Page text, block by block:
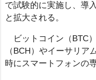
で試験的に実施し、導
と拡大される。
ビットコイン（BTC
（BCH）やイーサリア
時にスマートフォンの